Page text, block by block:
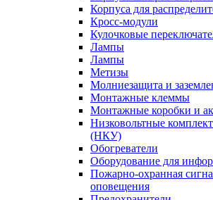
Корпуса для
Кросс-модули
Кулочковые
Лампы
Лампы
Метизы
Молниезащита и
Монтажные клеммы
Монтажные коробки и
Низковольтные
(НКУ)
Обогреватели
Оборудование для
Пожарно-охранная
оповещения